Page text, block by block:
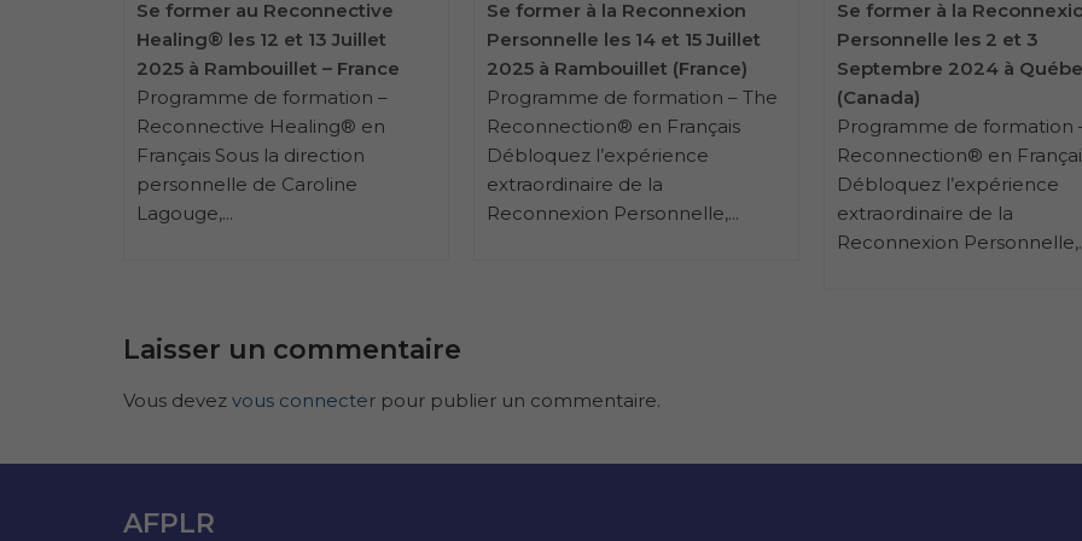
Se former au Reconnective
Healing® les 12 et 13 Juillet
2025 à Rambouillet – France
Programme de formation –
Reconnective Healing® en
Français Sous la direction
personnelle de Caroline
Lagouge,...
Se former à la Reconnexion
Personnelle les 14 et 15 Juillet
2025 à Rambouillet (France)
Programme de formation – The
Reconnection® en Français
Débloquez l’expérience
extraordinaire de la
Reconnexion Personnelle,...
Se former à la
Personnelle les 2 et 3
Septembre 2024 à
(Canada)
Programme de formation
Reconnection® en
Débloquez l’expérience
extraordinaire de la
Reconnexion
Laisser un commentaire
Vous devez vous connecter pour publier un commentaire.
AFPLR